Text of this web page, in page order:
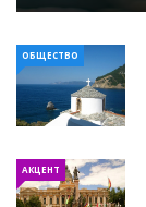
ОБЩЕСТВО
АКЦЕНТ